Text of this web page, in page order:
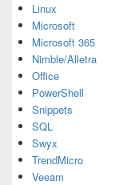
Linux
Microsoft
Microsoft 365
Nimble/Alletra
Office
PowerShell
Snippets
SQL
Swyx
TrendMicro
Veeam